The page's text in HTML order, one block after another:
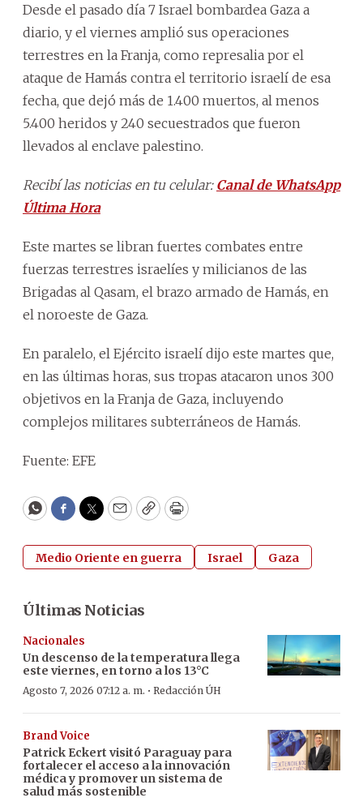
Desde el pasado día 7 Israel bombardea Gaza a
diario, y el viernes amplió sus operaciones
terrestres en la Franja, como represalia por el
ataque de Hamás contra el territorio israelí de esa
fecha, que dejó más de 1.400 muertos, al menos
5.400 heridos y 240 secuestrados que fueron
llevados al enclave palestino.
Recibí las noticias en tu celular: Canal de WhatsApp
Última Hora
Este martes se libran fuertes combates entre
fuerzas terrestres israelíes y milicianos de las
Brigadas al Qasam, el brazo armado de Hamás, en
el noroeste de Gaza.
En paralelo, el Ejército israelí dijo este martes que,
en las últimas horas, sus tropas atacaron unos 300
objetivos en la Franja de Gaza, incluyendo
complejos militares subterráneos de Hamás.
Fuente: EFE
WhatsApp
Facebook
Twitter
EmailCopyPrint
Medio Oriente en guerra Israel Gaza
Últimas Noticias
Nacionales
Un descenso de la temperatura llega
este viernes, en torno a los 13°C
Agosto 7, 2026 07:12 a. m. · Redacción ÚH
Brand Voice
Patrick Eckert visitó Paraguay para
fortalecer el acceso a la innovación
médica y promover un sistema de
salud más sostenible